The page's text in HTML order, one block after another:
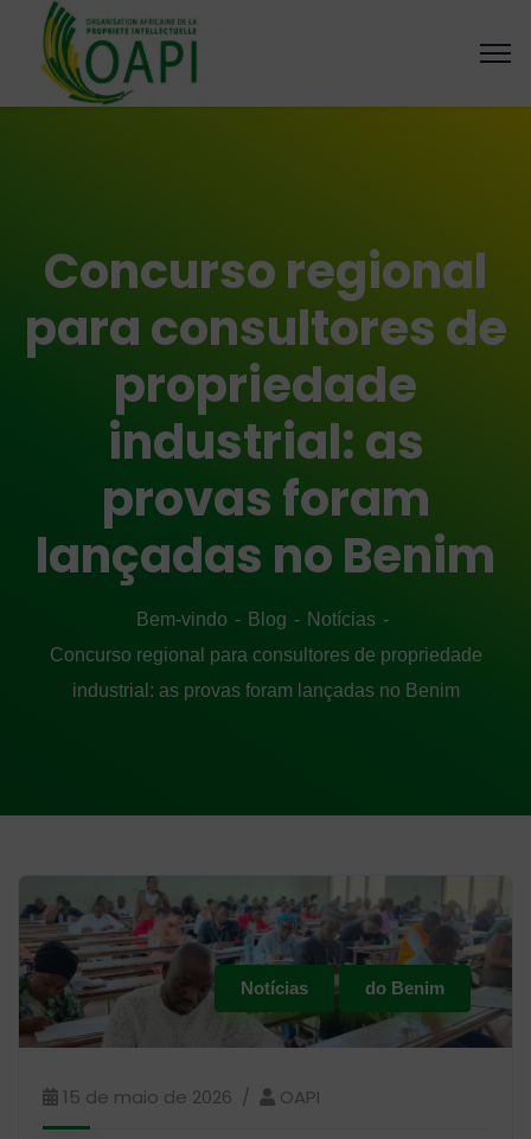
Concurso regional
para consultores de
propriedade
industrial: as
provas foram
lançadas no Benim
Bem-vindo Blog
Notícias
Concurso regional para consultores de propriedade
industrial: as provas foram lançadas no Benim
Notícias do Benim
15 de maio de 2026 OAPI